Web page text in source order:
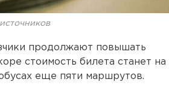
продолжают повышать
стоимость билета станет на
еще пяти маршрутов.